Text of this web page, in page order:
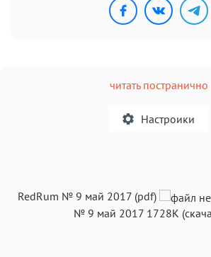
читать постранично
Настроики
Текст Текст Текст
RedRum № 9 май 2017 (pdf)
№ 9 май 2017 1728K